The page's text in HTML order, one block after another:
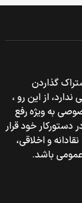
گذاردن
از این رو ،
به ویژه رفع
دستورکار خود قرار
و اخلاقی،
باشد.